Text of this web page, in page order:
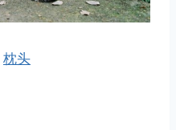
枕头